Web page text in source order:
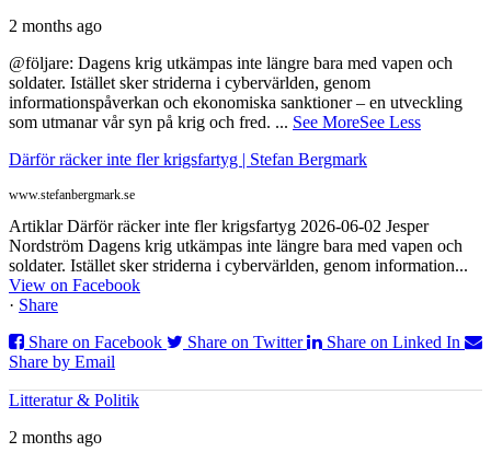
2 months ago
@följare: Dagens krig utkämpas inte längre bara med vapen och
soldater. Istället sker striderna i cybervärlden, genom
informationspåverkan och ekonomiska sanktioner – en utveckling
som utmanar vår syn på krig och fred. ... See MoreSee Less
Därför räcker inte fler krigsfartyg | Stefan Bergmark
www.stefanbergmark.se
Artiklar Därför räcker inte fler krigsfartyg 2026-06-02 Jesper
Nordström Dagens krig utkämpas inte längre bara med vapen och
soldater. Istället sker striderna i cybervärlden, genom information...
View on Facebook
· Share
Share on Facebook
Share on Twitter
Share on Linked In
Share by Email
Litteratur & Politik
2 months ago